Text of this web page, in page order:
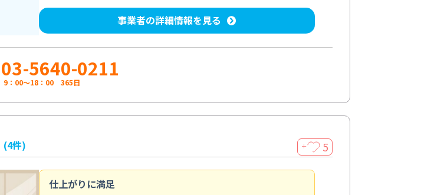
事業者の詳細情報を見る
03-5640-0211
9：00～18：00 365日
(4件) ＋ 5
仕上がりに満足